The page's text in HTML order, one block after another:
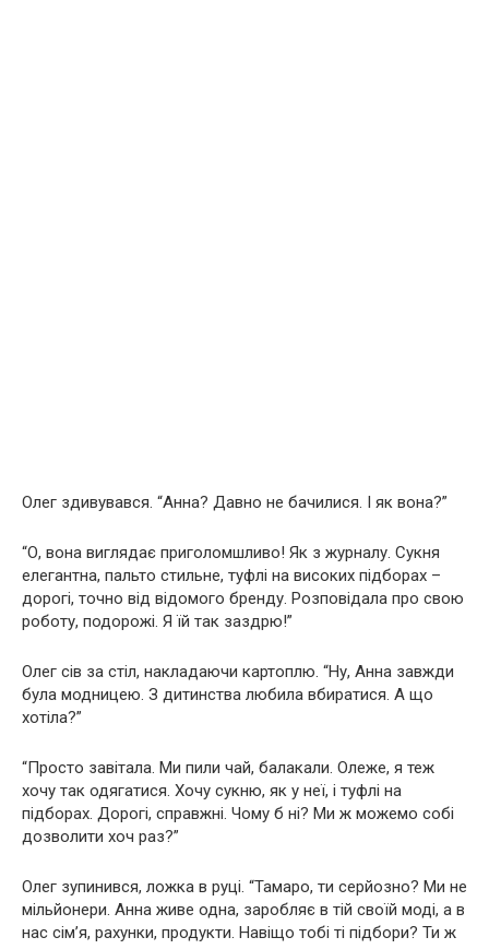
Олег здивувався. “Анна? Давно не бачилися. І як вона?”
“О, вона виглядає приголомшливо! Як з журналу. Сукня
елегантна, пальто стильне, туфлі на високих підборах –
дорогі, точно від відомого бренду. Розповідала про свою
роботу, подорожі. Я їй так заздрю!”
Олег сів за стіл, накладаючи картоплю. “Ну, Анна завжди
була модницею. З дитинства любила вбиратися. А що
хотіла?”
“Просто завітала. Ми пили чай, балакали. Олеже, я теж
хочу так одягатися. Хочу сукню, як у неї, і туфлі на
підборах. Дорогі, справжні. Чому б ні? Ми ж можемо собі
дозволити хоч раз?”
Олег зупинився, ложка в руці. “Тамаро, ти серйозно? Ми не
мільйонери. Анна живе одна, заробляє в тій своїй моді, а в
нас сім’я, рахунки, продукти. Навіщо тобі ті підбори? Ти ж